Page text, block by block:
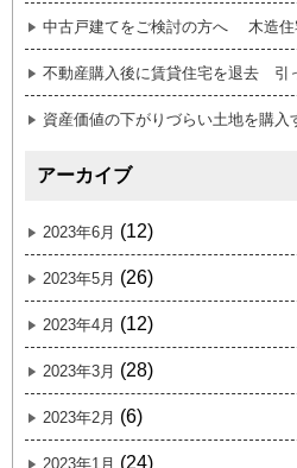
中古戸建てをご検討の方へ 木造住
不動産購入後に賃貸住宅を退去 引
資産価値の下がりづらい土地を購入
アーカイブ
2023年6月 (12)
2023年5月 (26)
2023年4月 (12)
2023年3月 (28)
2023年2月 (6)
2023年1月 (24)